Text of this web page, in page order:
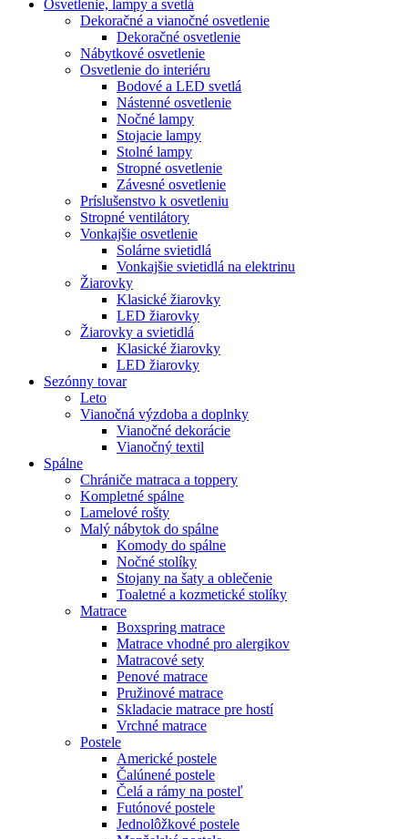
Osvetlenie, lampy a svetlá
Dekoračné a vianočné osvetlenie
Dekoračné osvetlenie
Nábytkové osvetlenie
Osvetlenie do interiéru
Bodové a LED svetlá
Nástenné osvetlenie
Nočné lampy
Stojacie lampy
Stolné lampy
Stropné osvetlenie
Závesné osvetlenie
Príslušenstvo k osvetleniu
Stropné ventilátory
Vonkajšie osvetlenie
Solárne svietidlá
Vonkajšie svietidlá na elektrinu
Žiarovky
Klasické žiarovky
LED žiarovky
Žiarovky a svietidlá
Klasické žiarovky
LED žiarovky
Sezónny tovar
Leto
Vianočná výzdoba a doplnky
Vianočné dekorácie
Vianočný textil
Spálne
Chrániče matraca a toppery
Kompletné spálne
Lamelové rošty
Malý nábytok do spálne
Komody do spálne
Nočné stolíky
Stojany na šaty a oblečenie
Toaletné a kozmetické stolíky
Matrace
Boxspring matrace
Matrace vhodné pro alergikov
Matracové sety
Penové matrace
Pružinové matrace
Skladacie matrace pre hostí
Vrchné matrace
Postele
Americké postele
Čalúnené postele
Čelá a rámy na posteľ
Futónové postele
Jednolôžkové postele